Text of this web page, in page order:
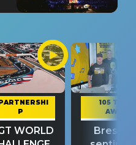
P
WORLD
105 TAKE
AWAY
Bresh: